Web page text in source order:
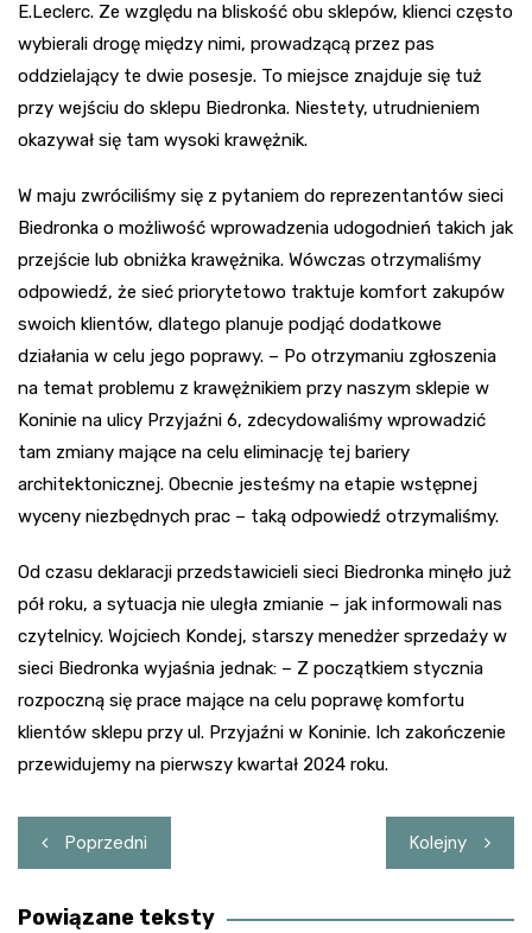
E.Leclerc. Ze względu na bliskość obu sklepów, klienci często
wybierali drogę między nimi, prowadzącą przez pas
oddzielający te dwie posesje. To miejsce znajduje się tuż
przy wejściu do sklepu Biedronka. Niestety, utrudnieniem
okazywał się tam wysoki krawężnik.
W maju zwróciliśmy się z pytaniem do reprezentantów sieci
Biedronka o możliwość wprowadzenia udogodnień takich jak
przejście lub obniżka krawężnika. Wówczas otrzymaliśmy
odpowiedź, że sieć priorytetowo traktuje komfort zakupów
swoich klientów, dlatego planuje podjąć dodatkowe
działania w celu jego poprawy. – Po otrzymaniu zgłoszenia
na temat problemu z krawężnikiem przy naszym sklepie w
Koninie na ulicy Przyjaźni 6, zdecydowaliśmy wprowadzić
tam zmiany mające na celu eliminację tej bariery
architektonicznej. Obecnie jesteśmy na etapie wstępnej
wyceny niezbędnych prac – taką odpowiedź otrzymaliśmy.
Od czasu deklaracji przedstawicieli sieci Biedronka minęło już
pół roku, a sytuacja nie uległa zmianie – jak informowali nas
czytelnicy. Wojciech Kondej, starszy menedżer sprzedaży w
sieci Biedronka wyjaśnia jednak: – Z początkiem stycznia
rozpoczną się prace mające na celu poprawę komfortu
klientów sklepu przy ul. Przyjaźni w Koninie. Ich zakończenie
przewidujemy na pierwszy kwartał 2024 roku.
Nawigacja
wpisu
Poprzedni Kolejny
Powiązane teksty